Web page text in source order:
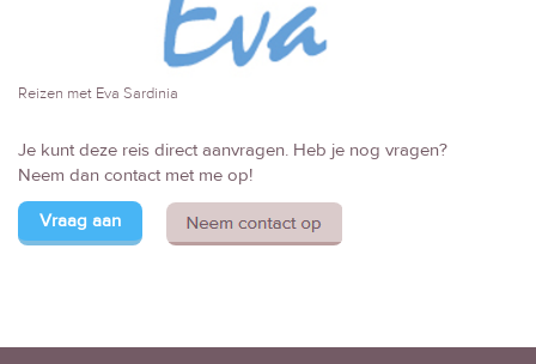
Reizen met Eva Sardinia
Je kunt deze reis direct aanvragen. Heb je nog vragen?
Neem dan contact met me op!
Vraag aan